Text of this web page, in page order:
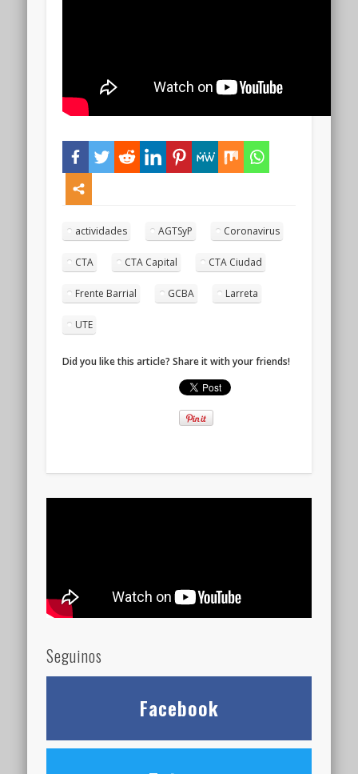
actividades AGTSyP Coronavirus
CTA CTA Capital CTA Ciudad
Frente Barrial GCBA Larreta
UTE
Did you like this article? Share it with your friends!
Seguinos
Facebook